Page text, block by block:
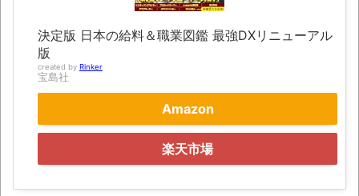
斎も大喜びの構図過ぎておもろい件ほか、8月
08日の新着CGまとめ
8月26日にリメイク完結編「FF7リベレーシ
ョン」の新映像が公開！欧州gamescom 2026
レトロパソコンの雑誌掲載プログラムリス
トを打ち込んだゲームプレイ動画で当時が懐か
決定版 日本の給料＆職業図鑑 最強DXリニューアル
版
created by Rinker
宝島社
Amazon
楽天市場